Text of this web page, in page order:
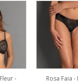
-
Rosa Faia -